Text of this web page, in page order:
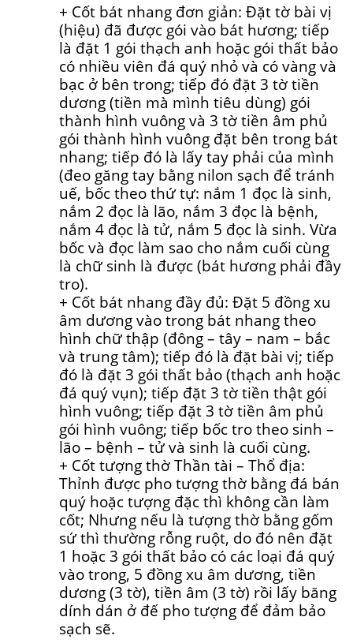
+ Cốt bát nhang đơn giản: Đặt tờ bài vị
(hiệu) đã được gói vào bát hương; tiếp
là đặt 1 gói thạch anh hoặc gói thất bảo
có nhiều viên đá quý nhỏ và có vàng và
bạc ở bên trong; tiếp đó đặt 3 tờ tiền
dương (tiền mà mình tiêu dùng) gói
thành hình vuông và 3 tờ tiền âm phủ
gói thành hình vuông đặt bên trong bát
nhang; tiếp đó là lấy tay phải của mình
(đeo găng tay bằng nilon sạch để tránh
uế, bốc theo thứ tự: nắm 1 đọc là sinh,
nắm 2 đọc là lão, nắm 3 đọc là bệnh,
nắm 4 đọc là tử, nắm 5 đọc là sinh. Vừa
bốc và đọc làm sao cho nắm cuối cùng
là chữ sinh là được (bát hương phải đầy
tro).
+ Cốt bát nhang đầy đủ: Đặt 5 đồng xu
âm dương vào trong bát nhang theo
hình chữ thập (đông – tây – nam – bắc
và trung tâm); tiếp đó là đặt bài vị; tiếp
đó là đặt 3 gói thất bảo (thạch anh hoặc
đá quý vụn); tiếp đặt 3 tờ tiền thật gói
hình vuông; tiếp đặt 3 tờ tiền âm phủ
gói hình vuông; tiếp bốc tro theo sinh –
lão – bệnh – tử và sinh là cuối cùng.
+ Cốt tượng thờ Thần tài – Thổ địa:
Thỉnh được pho tượng thờ bằng đá bán
quý hoặc tượng đặc thì không cần làm
cốt; Nhưng nếu là tượng thờ bằng gốm
sứ thì thường rỗng ruột, do đó nên đặt
1 hoặc 3 gói thất bảo có các loại đá quý
vào trong, 5 đồng xu âm dương, tiền
dương (3 tờ), tiền âm (3 tờ) rồi lấy băng
dính dán ở đế pho tượng để đảm bảo
sạch sẽ.